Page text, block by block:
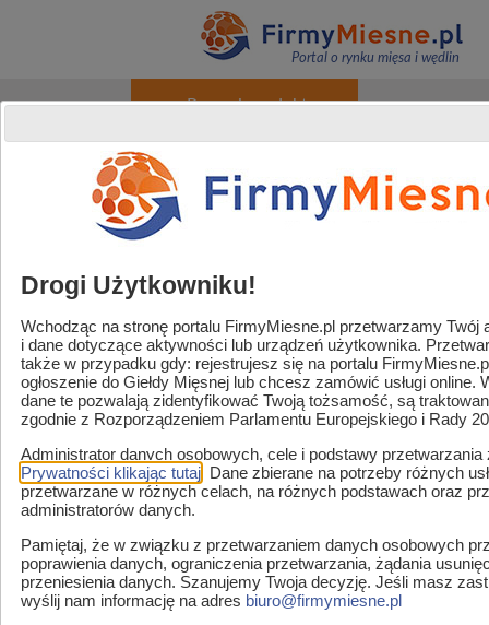
Portal o rynku mięsa i wędlin
+ Promuj produkty
O portalu
Rejestracja / Logowanie
Powered by Translate
Handel / Gastronomia
Strefa sklep mięsny
Zaopatrzenie i usługi
Strefa marek
Drogi Użytkowniku!
Wchodząc na stronę portalu FirmyMiesne.pl przetwarzamy Twój
i dane dotyczące aktywności lub urządzeń użytkownika.
także w przypadku gdy: rejestrujesz się na portalu
ogłoszenie do Giełdy Mięsnej lub chcesz zamówić usługi online.
dane te pozwalają zidentyfikować Twoją tożsamość, są
zgodnie z Rozporządzeniem Parlamentu Europejskiego i Rady
Administrator danych osobowych, cele i podstawy
Prywatności klikając tutaj . Dane zbierane na potrzeby różnych
przetwarzane w różnych celach, na różnych podstawach oraz
administratorów danych.
Pamiętaj, że w związku z przetwarzaniem danych osobowych
poprawienia danych, ograniczenia przetwarzania, żądania
przeniesienia danych. Szanujemy Twoja decyzję. Jeśli masz
wyślij nam informację na adres biuro@firmymiesne.pl